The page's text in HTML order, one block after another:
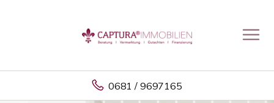
0681 / 9697165